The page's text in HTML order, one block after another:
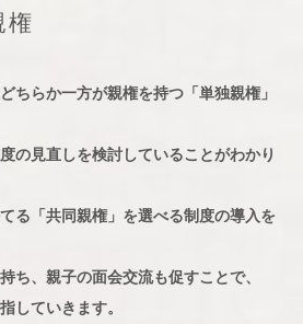
権
ちらか一方が親権を持つ「単独親権」
の見直しを検討していることがわかり
る「共同親権」を選べる制度の導入を
ち、親子の面会交流も促すことで、
していきます。